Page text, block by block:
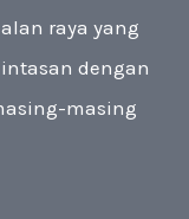
raya yang
dengan
masing